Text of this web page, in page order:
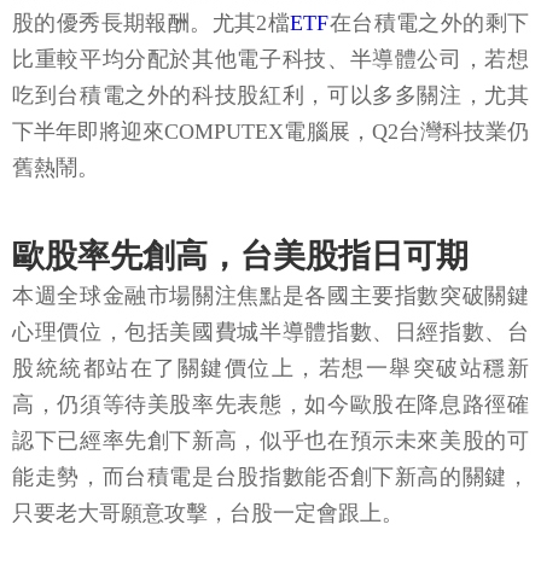
股的優秀長期報酬。尤其2檔ETF在台積電之外的剩下
比重較平均分配於其他電子科技、半導體公司，若想
吃到台積電之外的科技股紅利，可以多多關注，尤其
下半年即將迎來COMPUTEX電腦展，Q2台灣科技業仍
舊熱鬧。
歐股率先創高，台美股指日可期
本週全球金融市場關注焦點是各國主要指數突破關鍵
心理價位，包括美國費城半導體指數、日經指數、台
股統統都站在了關鍵價位上，若想一舉突破站穩新
高，仍須等待美股率先表態，如今歐股在降息路徑確
認下已經率先創下新高，似乎也在預示未來美股的可
能走勢，而台積電是台股指數能否創下新高的關鍵，
只要老大哥願意攻擊，台股一定會跟上。